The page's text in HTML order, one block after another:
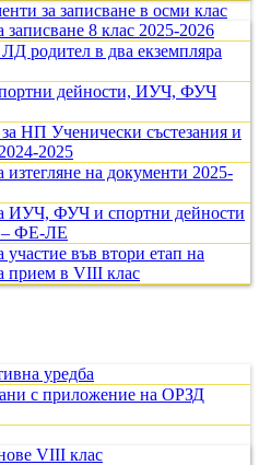
за записване в осми клас
записване 8 клас 2025-2026
родител в два екземпляра
дейности, ИУЧ, ФУЧ
НП Ученически състезания и
2025
изтегляне на документи 2025-
ИУЧ, ФУЧ и спортни дейности
– ФЕ-ЛЕ
участие във втори етап на
прием в VIII клас
уредба
с приложение на ОРЗД
VIII клас